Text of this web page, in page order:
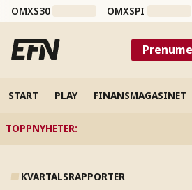
OMXS30 OMXSPI
START PLAY FINANSMAGASINET
TOPPNYHETER:
KVARTALSRAPPORTER